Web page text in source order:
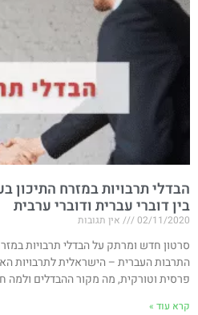
הבדלי תרבויות במזרח התיכון
בין דוברי עברית ודוברי ערבית
02/11/2020 אין תגובות
סרטון חדש ומרתק על הבדלי תרבויות
התרבות העברית – הישראלית לתרבויות
פרסית וטורקית, מה מקור ההבדלים ולמה
קרא עוד »